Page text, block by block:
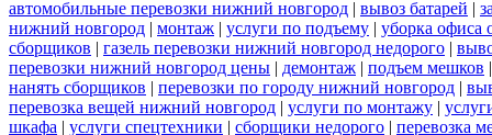
автомобильные перевозки нижний новгород | вывоз батарей |
нижний новгород | монтаж | услуги по подъему | уборка офиса
сборщиков | газель перевозки нижний новгород недорого |
перевозки нижний новгород цены | демонтаж | подъем мешков
нанять сборщиков | перевозки по городу нижний новгород |
перевозка вещей нижний новгород | услуги по монтажу |
шкафа | услуги спецтехники | сборщики недорого | перевозка